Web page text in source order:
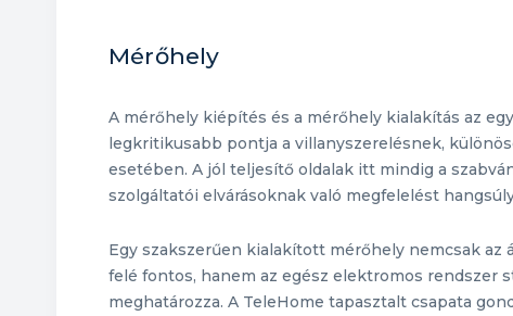
Mérőhely
A mérőhely kiépítés és a mérőhely kialakítás az
legkritikusabb pontja a villanyszerelésnek,
esetében. A jól teljesítő oldalak itt mindig a
szolgáltatói elvárásoknak való megfelelést
Egy szakszerűen kialakított mérőhely nemcsak az
felé fontos, hanem az egész elektromos rendszer
meghatározza. A TeleHome tapasztalt csapata